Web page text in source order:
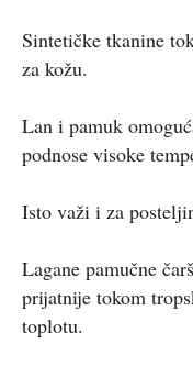
Sintetičke tkanine
za kožu.
Lan i pamuk
podnose visoke
Isto važi i za
Lagane pamučne
prijatnije tokom
toplotu.